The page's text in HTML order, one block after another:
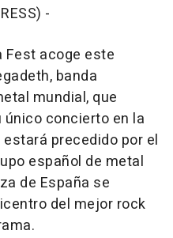
-
Fest acoge este
banda
mundial, que
único concierto en la
precedido por el
español de metal
de España se
del mejor rock